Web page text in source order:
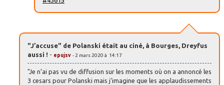
"J’accuse" de Polanski était au ciné, à Bourges, Dreyfus
aussi ! - epujsv - 2 mars 2020 à 14:17
"Je n’ai pas vu de diffusion sur les moments où on a annoncé les
3 cesars pour Polanski mais j’imagine que les applaudissements